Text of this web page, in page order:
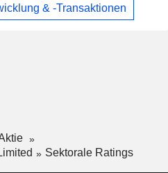
& -Transaktionen
Sektorale Ratings